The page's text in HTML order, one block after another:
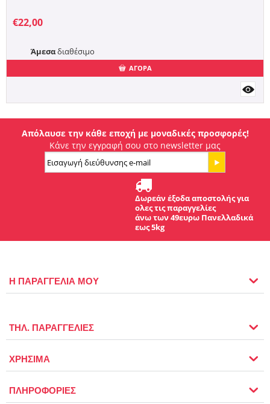
€22,00
Άμεσαδιαθέσιμο
ΑΓΟΡΑ
Απόλαυσε την κάθε εποχή με μοναδικές προσφορές!
Κάνε την εγγραφή σου στο newsletter μας
Δωρεάν έξοδα αποστολής για
ολες τις παραγγελίες
άνω των 49ευρω Πανελλαδικά
εως 5kg
Η ΠΑΡΑΓΓΕΛΙΑ ΜΟΥ
ΤΗΛ. ΠΑΡΑΓΓΕΛΙΕΣ
ΧΡΗΣΙΜΑ
ΠΛΗΡΟΦΟΡΙΕΣ